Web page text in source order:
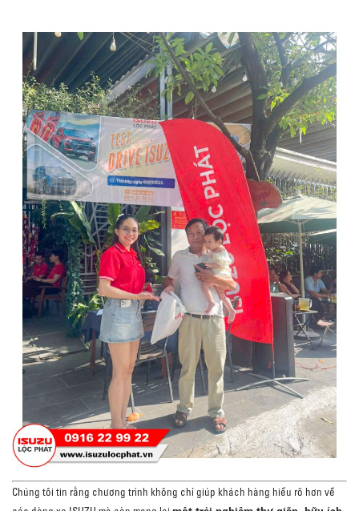
Chúng tôi tin rằng chương trình không chỉ giúp khách hàng hiểu rõ hơn về